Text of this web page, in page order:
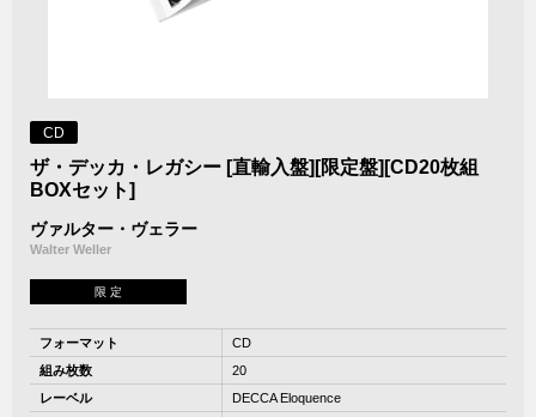
CD
ザ・デッカ・レガシー [直輸入盤][限定盤][CD20枚組
BOXセット]
ヴァルター・ヴェラー
Walter Weller
限 定
フォーマット
CD
組み枚数
20
レーベル
DECCA Eloquence